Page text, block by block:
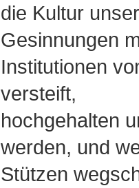
die Kultur
Gesinnungen
Institutionen
versteift,
hochgehalten
werden, und
Stützen